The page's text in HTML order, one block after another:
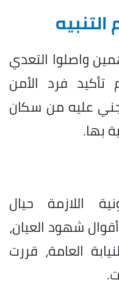
التنبيه
واصلوا التعدي
تأكيد فرد الأمن
عليه من سكان
بها.
اللازمة حيال
شهود العيان،
العامة، قررت